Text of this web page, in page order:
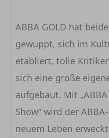
ABBA GOLD hat
gewuppt, sich im
etabliert, tolle
sich eine große
aufgebaut. Mit
Show“ wird der
neuem Leben